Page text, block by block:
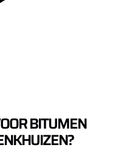
BITUMEN